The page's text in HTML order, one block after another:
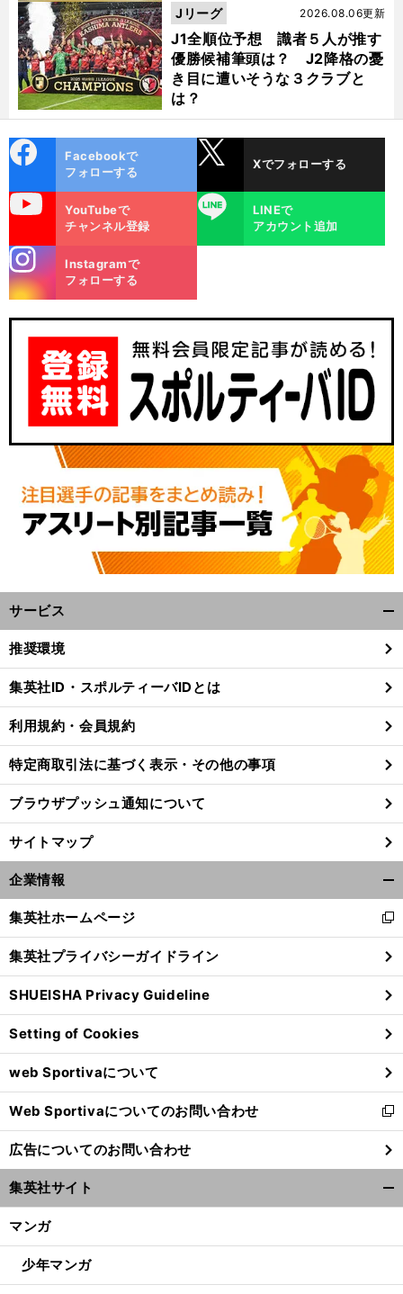
前
へ
J1全順位予想 識者５人が推す
優勝候補筆頭は？ J2降格の憂
き目に遭いそうな３クラブと
は？
2026.08.06更新
Jリーグ
ok
Facebookで
フォローする
Xでフォローする
YouTubeで
チャンネル登録
LINE
LINEで
アカウント追加
m
Instagramで
フォローする
サービス
閉
る
推奨環境
集英社ID・スポルティーバIDとは
利用規約・会員規約
特定商取引法に基づく表示・その他の事項
ブラウザプッシュ通知について
サイトマップ
企業情報
閉
る
集英社ホームページ
新
し
い
ウ
ィ
ン
ド
ウ
で
開
く
集英社プライバシーガイドライン
SHUEISHA Privacy Guideline
Setting of Cookies
web Sportivaについて
Web Sportivaについてのお問い合わせ
新
し
い
ウ
ィ
ン
ウ
開
広告についてのお問い合わせ
集英社サイト
マンガ
少年マンガ